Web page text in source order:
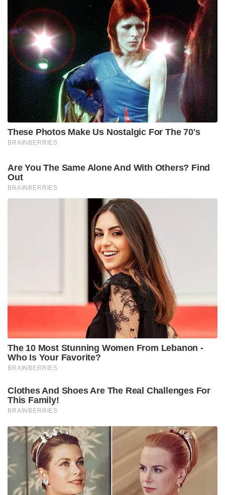
These Photos Make Us Nostalgic For The 70's
BRAINBERRIES
Are You The Same Alone And With Others? Find
Out
BRAINBERRIES
The 10 Most Stunning Women From Lebanon -
Who Is Your Favorite?
BRAINBERRIES
Clothes And Shoes Are The Real Challenges For
This Family!
BRAINBERRIES